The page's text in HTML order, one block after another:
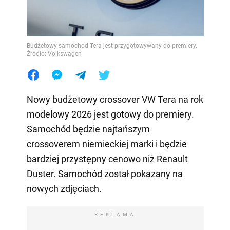
Budżetowy samochód Tera jest przygotowywany do premiery.
Źródło: Volkswagen
Nowy budżetowy crossover VW Tera na rok
modelowy 2026 jest gotowy do premiery.
Samochód będzie najtańszym
crossoverem niemieckiej marki i będzie
bardziej przystępny cenowo niż Renault
Duster. Samochód został pokazany na
nowych zdjęciach.
REKLAMA